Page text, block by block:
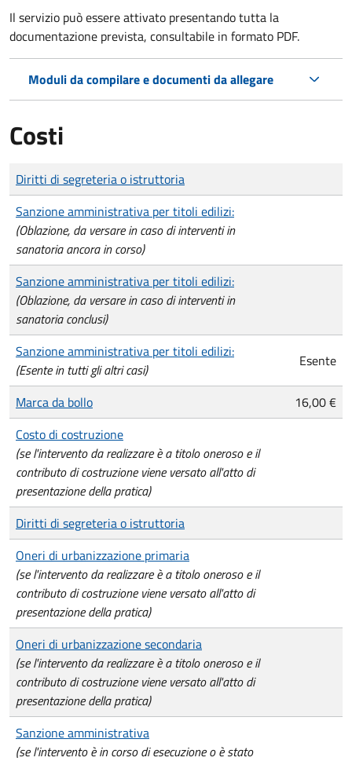
Il servizio può essere attivato presentando tutta la
documentazione prevista, consultabile in formato PDF.
Moduli da compilare e documenti da allegare
Costi
Tipo di pagamento
Importo
Diritti di segreteria o istruttoria
Sanzione amministrativa per titoli edilizi:
(Oblazione, da versare in caso di interventi in
sanatoria ancora in corso)
Sanzione amministrativa per titoli edilizi:
(Oblazione, da versare in caso di interventi in
sanatoria conclusi)
Sanzione amministrativa per titoli edilizi:
(Esente in tutti gli altri casi)
Esente
Marca da bollo
16,00 €
Costo di costruzione
(se l'intervento da realizzare è a titolo oneroso e il
contributo di costruzione viene versato all'atto di
presentazione della pratica)
Diritti di segreteria o istruttoria
Oneri di urbanizzazione primaria
(se l'intervento da realizzare è a titolo oneroso e il
contributo di costruzione viene versato all'atto di
presentazione della pratica)
Oneri di urbanizzazione secondaria
(se l'intervento da realizzare è a titolo oneroso e il
contributo di costruzione viene versato all'atto di
presentazione della pratica)
Sanzione amministrativa
(se l'intervento è in corso di esecuzione o è stato